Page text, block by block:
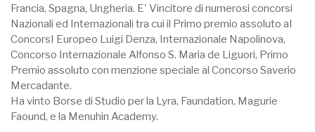
Francia, Spagna, Ungheria. E' Vincitore di numerosi concorsi
Nazionali ed Internazionali tra cui il Primo premio assoluto aI
ConcorsI Europeo Luigi Denza, Internazionale Napolinova,
Concorso Internazionale Alfonso S. Maria de Liguori, Primo
Premio assoluto con menzione speciale al Concorso Saverio
Mercadante.
Ha vinto Borse di Studio per la Lyra, Faundation, Magurie
Faound, e la Menuhin Academy.